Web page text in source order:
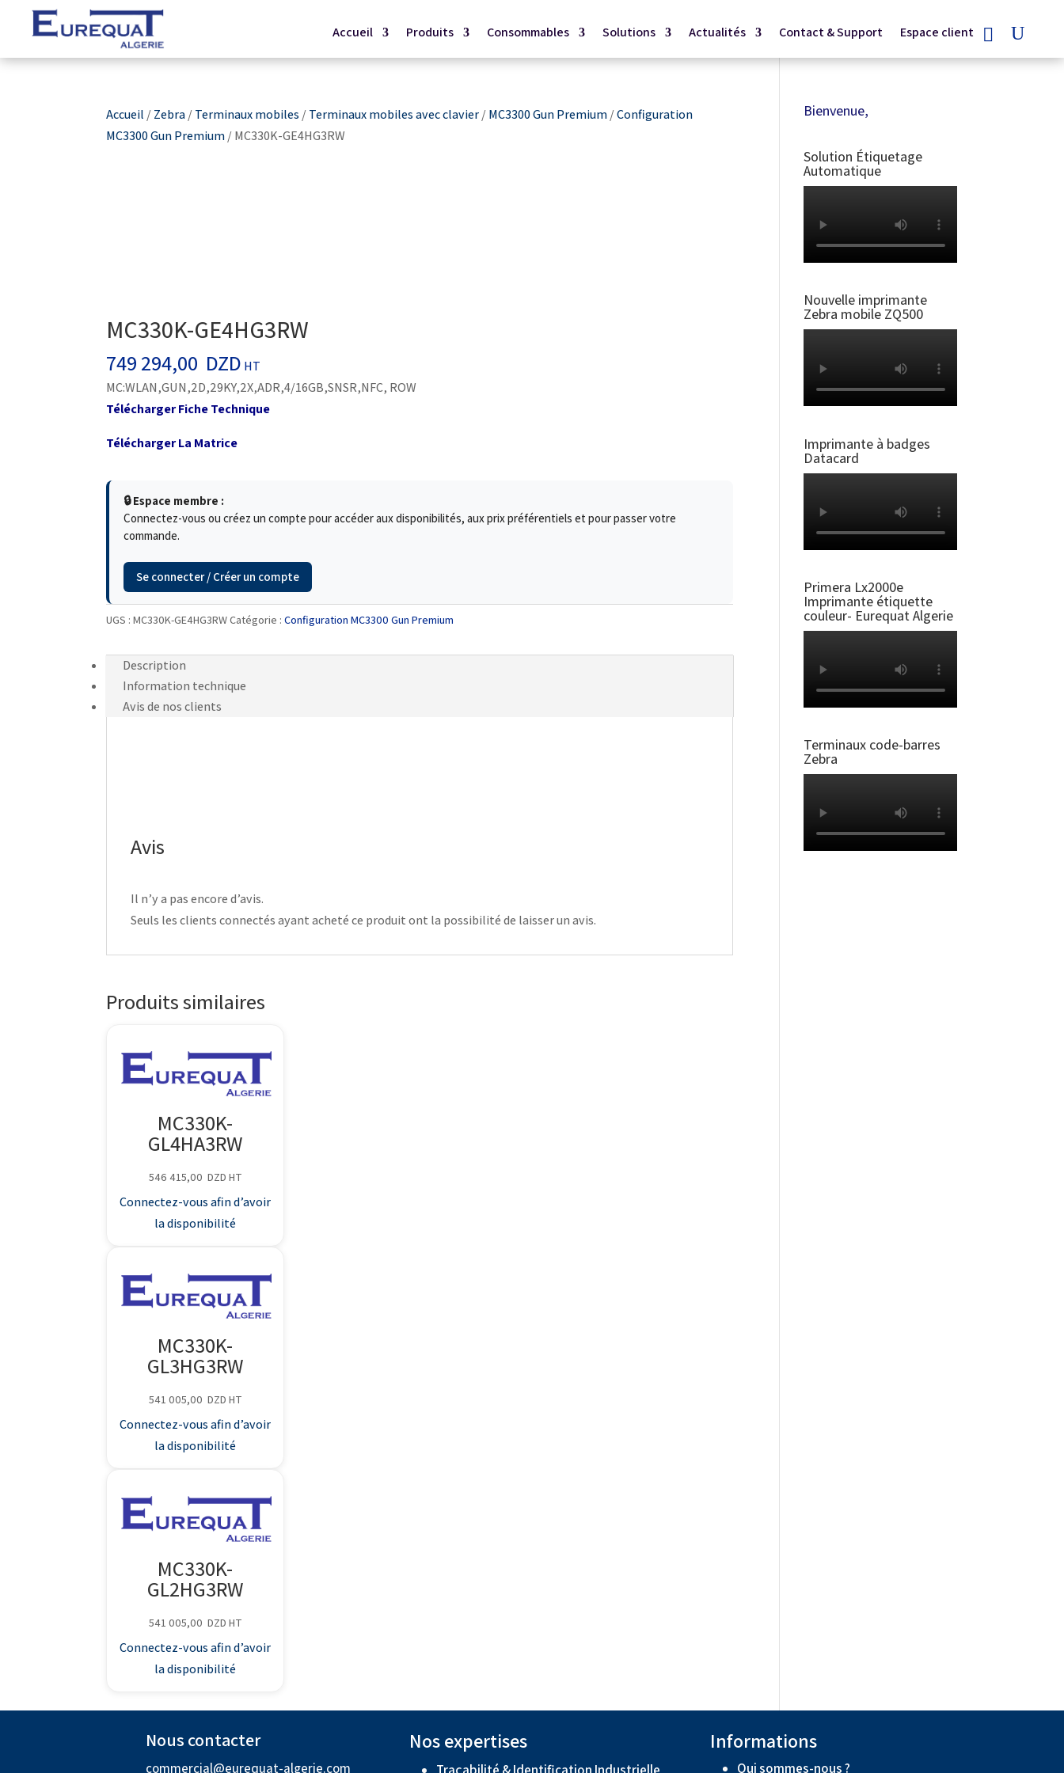
Accueil Produits Consommables Solutions Actualités Contact & Support Espace client
Accueil /Zebra/Terminaux mobiles /Terminaux mobiles avec clavier/MC3300 Gun Premium/Configuration
MC3300 Gun Premium/ MC330K-GE4HG3RW
MC330K-GE4HG3RW
749 294,00 DZD HT
MC:WLAN,GUN,2D,29KY,2X,ADR,4/16GB,SNSR,NFC, ROW
Télécharger Fiche Technique
Télécharger La Matrice
🔒 Espace membre :
Connectez-vous ou créez un compte pour accéder aux disponibilités, aux prix préférentiels et pour passer votre
commande.
Se connecter / Créer un compte
UGS :MC330K-GE4HG3RWCatégorie :Configuration MC3300 Gun Premium
Description
Information technique
Avis de nos clients
Avis
Il n’y a pas encore d’avis.
Seuls les clients connectés ayant acheté ce produit ont la possibilité de laisser un avis.
Produits similaires
MC330K-
GL4HA3RW
546 415,00 DZD HT
Connectez-vous afin d’avoir
la disponibilité
MC330K-
GL3HG3RW
541 005,00 DZD HT
Connectez-vous afin d’avoir
la disponibilité
MC330K-
GL2HG3RW
541 005,00 DZD HT
Connectez-vous afin d’avoir
la disponibilité
Bienvenue,
Solution Étiquetage
Automatique
Nouvelle imprimante
Zebra mobile ZQ500
Imprimante à badges
Datacard
Primera Lx2000e
Imprimante étiquette
couleur- Eurequat Algerie
Terminaux code-barres
Zebra
Nous contacter
commercial@eurequat-algerie.com
Nos expertises Informations
Qui sommes-nous ?